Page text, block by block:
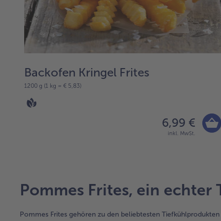
Backofen Kringel Frites
1200 g (1 kg = € 5,83)
6,99 €
inkl. MwSt.
Pommes Frites, ein echter
Pommes Frites gehören zu den beliebtesten